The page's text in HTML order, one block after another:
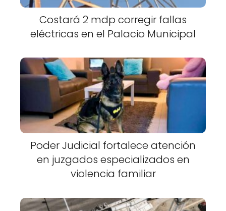
Costará 2 mdp corregir fallas
eléctricas en el Palacio Municipal
Poder Judicial fortalece atención
en juzgados especializados en
violencia familiar